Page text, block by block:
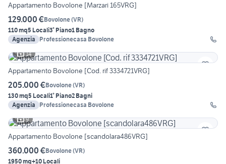
Appartamento Bovolone [Marzari 165VRG]
129.000 €Bovolone(VR)
110 mq5 Locali3° Piano1 Bagno
Agenzia
Professionecasa Bovolone
14
Appartamento Bovolone [Cod. rif 3334721VRG]
205.000 €Bovolone(VR)
130 mq5 Locali1° Piano2 Bagni
Agenzia
Professionecasa Bovolone
9
Appartamento Bovolone [scandolara486VRG]
360.000 €Bovolone(VR)
1950 mq+10 Locali